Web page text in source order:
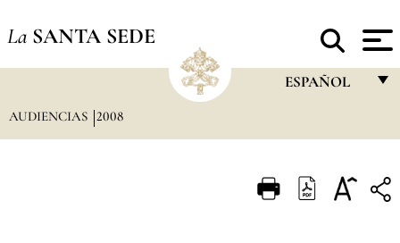
La SANTA SEDE
ESPAÑOL
ITALIANO
AUDIENCIAS 2008